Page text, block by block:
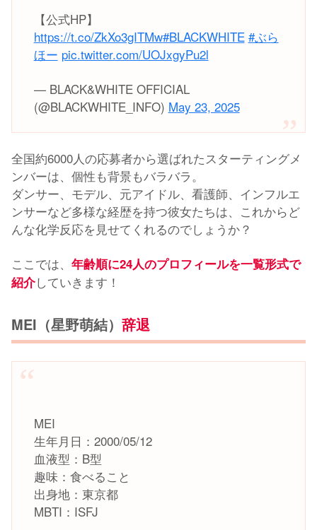
【公式HP】
https://t.co/ZkXo3gITMw#BLACKWHITE #ぶら
ほー pic.twitter.com/UOJxgyPu2l
— BLACK&WHITE OFFICIAL
(@BLACKWHITE_INFO) May 23, 2025
全国約6000人の応募者から選ばれたスターティングメ
ンバーは、個性も背景もバラバラ。
ダンサー、モデル、元アイドル、看護師、インフルエ
ンサーなど多様な経歴を持つ彼女たちは、これからど
んな化学反応を見せてくれるのでしょうか？
ここでは、 年齢順に24人のプロフィールを一覧形式で
紹介していきます！
MEI（星野萌結） 辞退
MEI
生年月日：2000/05/12
血液型：B型
趣味：食べること
出身地：東京都
MBTI：ISFJ